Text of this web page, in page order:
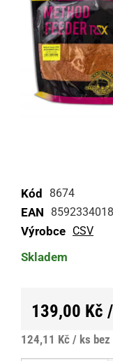
Kód 8674
EAN
Výrobce CSV
Skladem
139,00 Kč
124,11 Kč / ks bez